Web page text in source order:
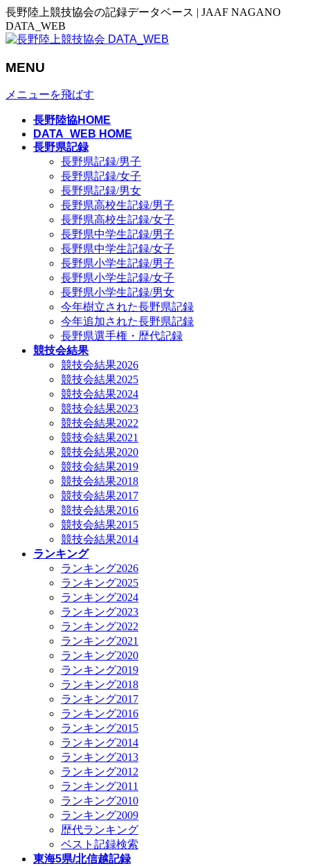
長野陸上競技協会の記録データベース | JAAF NAGANO
DATA_WEB
MENU
メニューを飛ばす
長野陸協HOME
DATA_WEB HOME
長野県記録
長野県記録/男子
長野県記録/女子
長野県記録/男女
長野県高校生記録/男子
長野県高校生記録/女子
長野県中学生記録/男子
長野県中学生記録/女子
長野県小学生記録/男子
長野県小学生記録/女子
長野県小学生記録/男女
今年樹立された長野県記録
今年追加された長野県記録
長野県選手権・歴代記録
競技会結果
競技会結果2026
競技会結果2025
競技会結果2024
競技会結果2023
競技会結果2022
競技会結果2021
競技会結果2020
競技会結果2019
競技会結果2018
競技会結果2017
競技会結果2016
競技会結果2015
競技会結果2014
ランキング
ランキング2026
ランキング2025
ランキング2024
ランキング2023
ランキング2022
ランキング2021
ランキング2020
ランキング2019
ランキング2018
ランキング2017
ランキング2016
ランキング2015
ランキング2014
ランキング2013
ランキング2012
ランキング2011
ランキング2010
ランキング2009
歴代ランキング
ベスト記録検索
東海5県/北信越記録